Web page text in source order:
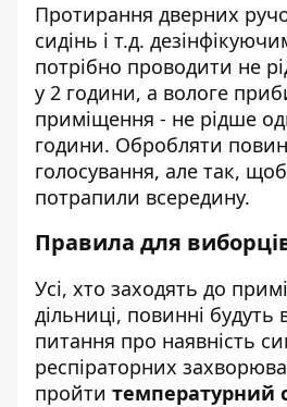
Протирання дверних
сидінь і т.д.
потрібно проводити не
у 2 години, а вологе
приміщення - не рідше
години. Обробляти
голосування, але так,
потрапили всередину.
Правила для
Усі, хто заходять до
дільниці, повинні будуть
питання про наявність
респіраторних
пройти температурний